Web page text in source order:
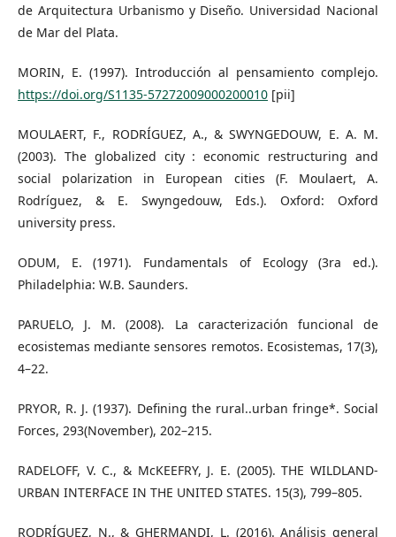
de Arquitectura Urbanismo y Diseño. Universidad Nacional
de Mar del Plata.
MORIN, E. (1997). Introducción al pensamiento complejo.
https://doi.org/S1135-57272009000200010 [pii]
MOULAERT, F., RODRÍGUEZ, A., & SWYNGEDOUW, E. A. M.
(2003). The globalized city : economic restructuring and
social polarization in European cities (F. Moulaert, A.
Rodríguez, & E. Swyngedouw, Eds.). Oxford: Oxford
university press.
ODUM, E. (1971). Fundamentals of Ecology (3ra ed.).
Philadelphia: W.B. Saunders.
PARUELO, J. M. (2008). La caracterización funcional de
ecosistemas mediante sensores remotos. Ecosistemas, 17(3),
4–22.
PRYOR, R. J. (1937). Defining the rural..urban fringe*. Social
Forces, 293(November), 202–215.
RADELOFF, V. C., & McKEEFRY, J. E. (2005). THE WILDLAND-
URBAN INTERFACE IN THE UNITED STATES. 15(3), 799–805.
RODRÍGUEZ, N., & GHERMANDI, L. (2016). Análisis general